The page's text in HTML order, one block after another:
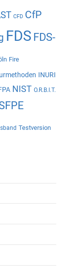
CFD CfP
FDS FDS-
Fire
INURI
NIST O.R.B.I.T.
Testversion